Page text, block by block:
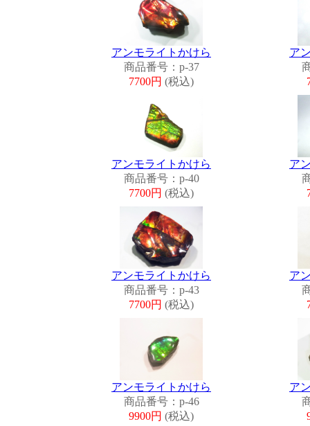
アンモライトかけら
商品番号：p-37
7700円 (税込)
ア
アンモライトかけら
商品番号：p-40
7700円 (税込)
ア
アンモライトかけら
商品番号：p-43
7700円 (税込)
ア
アンモライトかけら
商品番号：p-46
9900円 (税込)
ア